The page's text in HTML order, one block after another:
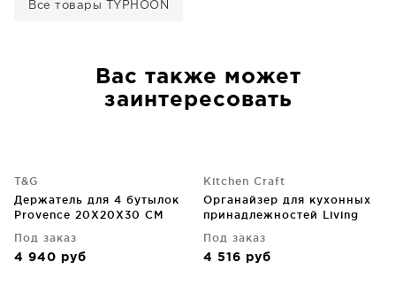
Все товары TYPHOON
Вас также может
заинтересовать
T&G
Держатель для 4 бутылок
Provence 20X20X30 CM
Под заказ
4 940 руб
Kitchen Craft
Органайзер для кухонных
принадлежностей Living
Под заказ
4 516 руб